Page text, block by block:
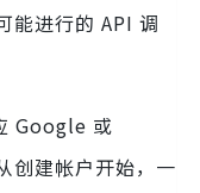
能进行的 API 调
Google 或
创建帐户开始，一